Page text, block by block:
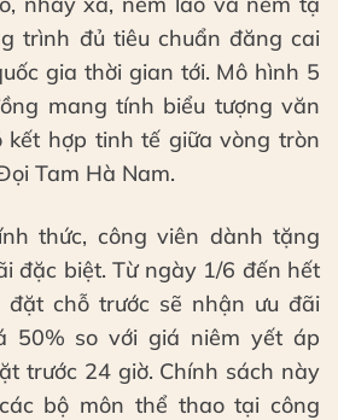
trình đủ tiêu chuẩn đăng cai
gia thời gian tới. Mô hình 5
mang tính biểu tượng văn
kết hợp tinh tế giữa vòng tròn
Tam Hà Nam.
thức, công viên dành tặng
đặc biệt. Từ ngày 1/6 đến hết
đặt chỗ trước sẽ nhận ưu đãi
50% so với giá niêm yết áp
trước 24 giờ. Chính sách này
bộ môn thể thao tại công